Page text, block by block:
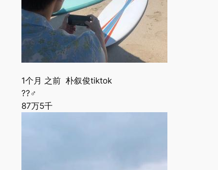
1个月 之前 朴叙俊tiktok
??‍♂️
87万5千